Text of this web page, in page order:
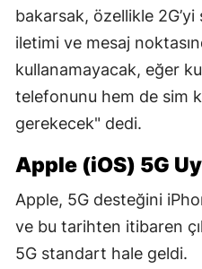
bakarsak, özellikle
iletimi ve mesaj
kullanamayacak, eğer
telefonunu hem de sim
gerekecek" dedi.
Apple (iOS) 5G
Apple, 5G desteğini
ve bu tarihten itibaren
5G standart hale geldi.